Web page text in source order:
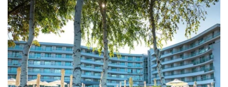
Albānija